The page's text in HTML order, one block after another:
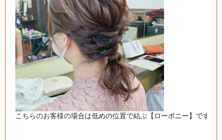
こちらのお客様の場合は低めの位置で結ぶ【ローポニー】です。